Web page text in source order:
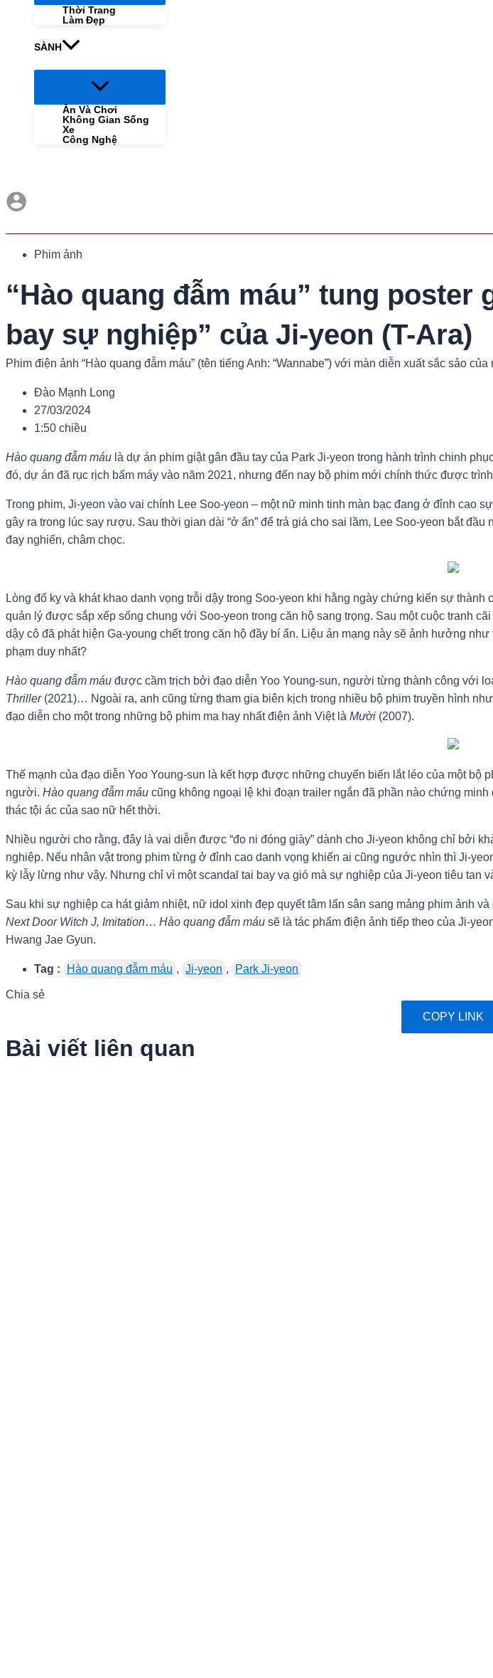
Thời Trang
Làm Đẹp
SÀNH
Menu
Ăn Và Chơi
Không Gian Sống
Xe
Công Nghệ
Phim ảnh
“Hào quang đẫm máu” tung poster
bay sự nghiệp” của Ji-yeon (T-Ara)
Phim điện ảnh “Hào quang đẫm máu” (tên tiếng Anh: “Wannabe”) với màn diễn xuất sắc sảo
Đào Mạnh Long
27/03/2024
1:50 chiều
Hào quang đẫm máu là dự án phim giật gân đầu tay của Park Ji-yeon trong hành trình chinh
đó, dự án đã rục rịch bấm máy vào năm 2021, nhưng đến nay bộ phim mới chính thức được
Trong phim, Ji-yeon vào vai chính Lee Soo-yeon – một nữ minh tinh màn bạc đang ở đỉnh cao
gây ra trong lúc say rượu. Sau thời gian dài “ở ẩn” để trả giá cho sai lầm, Lee Soo-yeon bắt
đay nghiến, châm chọc.
Lòng đố kỵ và khát khao danh vọng trỗi dậy trong Soo-yeon khi hằng ngày chứng kiến sự
quản lý được sắp xếp sống chung với Soo-yeon trong căn hộ sang trọng. Sau một cuộc tranh
dậy cô đã phát hiện Ga-young chết trong căn hộ đầy bí ẩn. Liệu án mạng này sẽ ảnh hưởng
phạm duy nhất?
Hào quang đẫm máu được cầm trịch bởi đạo diễn Yoo Young-sun, người từng thành công với
Thriller(2021)… Ngoài ra, anh cũng từng tham gia biên kịch trong nhiều bộ phim truyền hình
đạo diễn cho một trong những bộ phim ma hay nhất điện ảnh Việt là Mười (2007).
Thế mạnh của đạo diễn Yoo Young-sun là kết hợp được những chuyển biến lắt léo của một bộ
người. Hào quang đẫm máu cũng không ngoại lệ khi đoạn trailer ngắn đã phần nào chứng
thác tội ác của sao nữ hết thời.
Nhiều người cho rằng, đây là vai diễn được “đo ni đóng giày” dành cho Ji-yeon không chỉ bởi
nghiệp. Nếu nhân vật trong phim từng ở đỉnh cao danh vọng khiến ai cũng ngước nhìn thì Ji-
kỳ lẫy lừng như vậy. Nhưng chỉ vì một scandal tai bay vạ gió mà sự nghiệp của Ji-yeon tiêu tan
Sau khi sự nghiệp ca hát giảm nhiệt, nữ idol xinh đẹp quyết tâm lấn sân sang mảng phim ảnh
Next Door Witch J, Imitation… Hào quang đẫm máu sẽ là tác phẩm điện ảnh tiếp theo của Ji-
Hwang Jae Gyun.
Tag : Hào quang đẫm máu , Ji-yeon , Park Ji-yeon
Chia sẻ
COPY LINK
Bài viết liên quan